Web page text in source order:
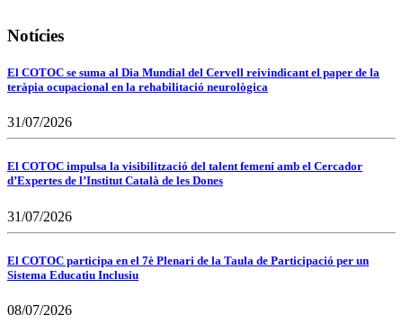
Notícies
El COTOC se suma al Dia Mundial del Cervell reivindicant el paper de la
teràpia ocupacional en la rehabilitació neurològica
31/07/2026
El COTOC impulsa la visibilització del talent femení amb el Cercador
d’Expertes de l’Institut Català de les Dones
31/07/2026
El COTOC participa en el 7è Plenari de la Taula de Participació per un
Sistema Educatiu Inclusiu
08/07/2026